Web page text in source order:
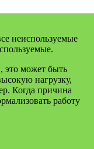
неиспользуемые
это может быть
нагрузку,
Когда причина
работу